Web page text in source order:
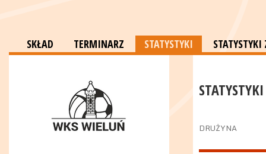
SKŁAD TERMINARZ STATYSTYKI
DRUŻYNA